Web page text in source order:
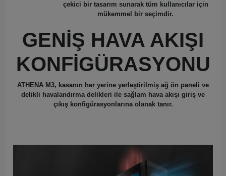
çekici bir tasarım sunarak tüm kullanıcılar için
mükemmel bir seçimdir.
GENİŞ HAVA AKIŞI
KONFİGÜRASYONU
ATHENA M3, kasanın her yerine yerleştirilmiş ağ ön paneli ve
delikli havalandırma delikleri ile sağlam hava akışı giriş ve
çıkış konfigürasyonlarına olanak tanır.